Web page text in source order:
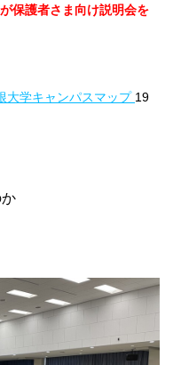
保護者さま向け説明会を
大学キャンパスマップ 19